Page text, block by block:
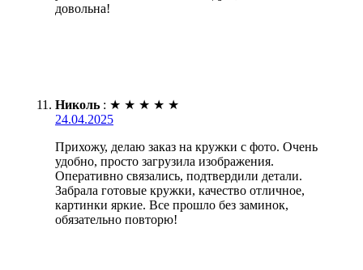
довольна!
Николь : ★ ★ ★ ★ ★
24.04.2025
Прихожу, делаю заказ на кружки с фото. Очень
удобно, просто загрузила изображения.
Оперативно связались, подтвердили детали.
Забрала готовые кружки, качество отличное,
картинки яркие. Все прошло без заминок,
обязательно повторю!